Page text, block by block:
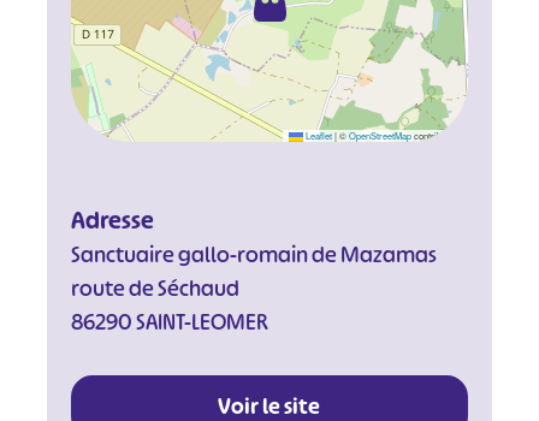
Leaflet |©OpenStreetMapcontributors
Adresse
Sanctuaire gallo-romain de Mazamas
route de Séchaud
86290 SAINT-LEOMER
Voir le site